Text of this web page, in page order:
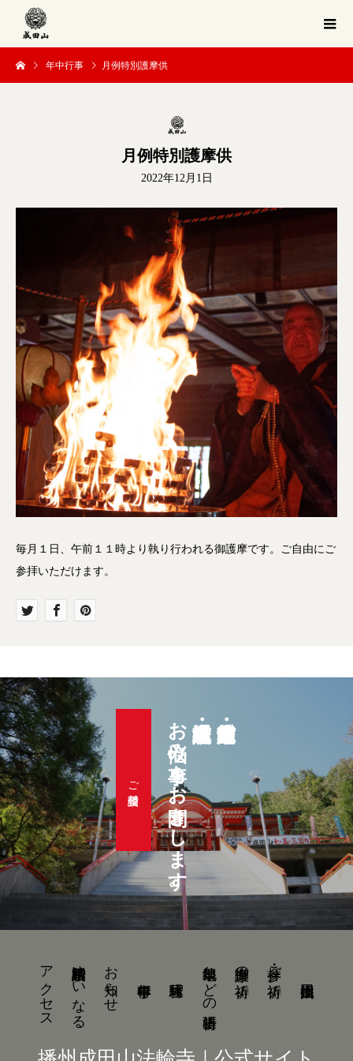
年中行事 月例特別護摩供
月例特別護摩供
2022年12月1日
毎月１日、午前１１時より執り行われる御護摩です。ご自由にご
参拝いただけます。
お悩み事をお聞きします。
ご相談受付
参拝・ご祈祷
御護摩の祈祷
地鎮祭などの出張祈祷
お知らせ
結婚相談所ゆいなる
アクセス